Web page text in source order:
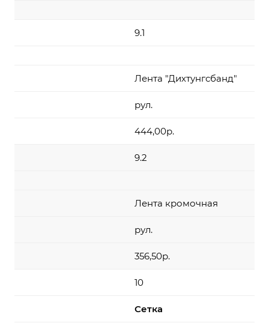
9.1
Лента "Дихтунгсбанд"
рул.
444,00р.
9.2
Лента кромочная
рул.
356,50р.
10
Сетка